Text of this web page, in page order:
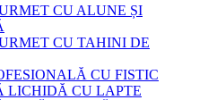
CU ALUNE ȘI
CU TAHINI DE
CU FISTIC
LICHIDĂ CU LAPTE